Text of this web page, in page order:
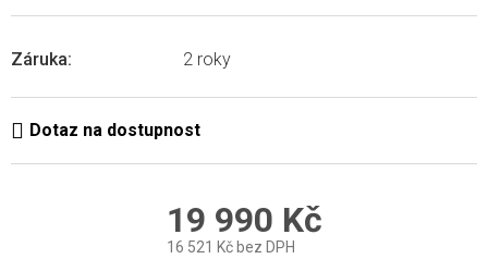
Záruka: 2 roky
19 990 Kč
16 521 Kč bez DPH